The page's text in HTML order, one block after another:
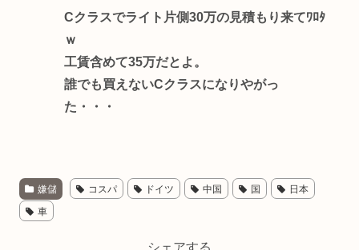
Cクラスでライト片側30万の見積もり来てﾜﾛﾀ
ｗ
工賃含めて35万だとよ。
誰でも買えないCクラスになりやがっ
た・・・
嫌儲 コスパ ドイツ 中国 国 日本
車
シェアする